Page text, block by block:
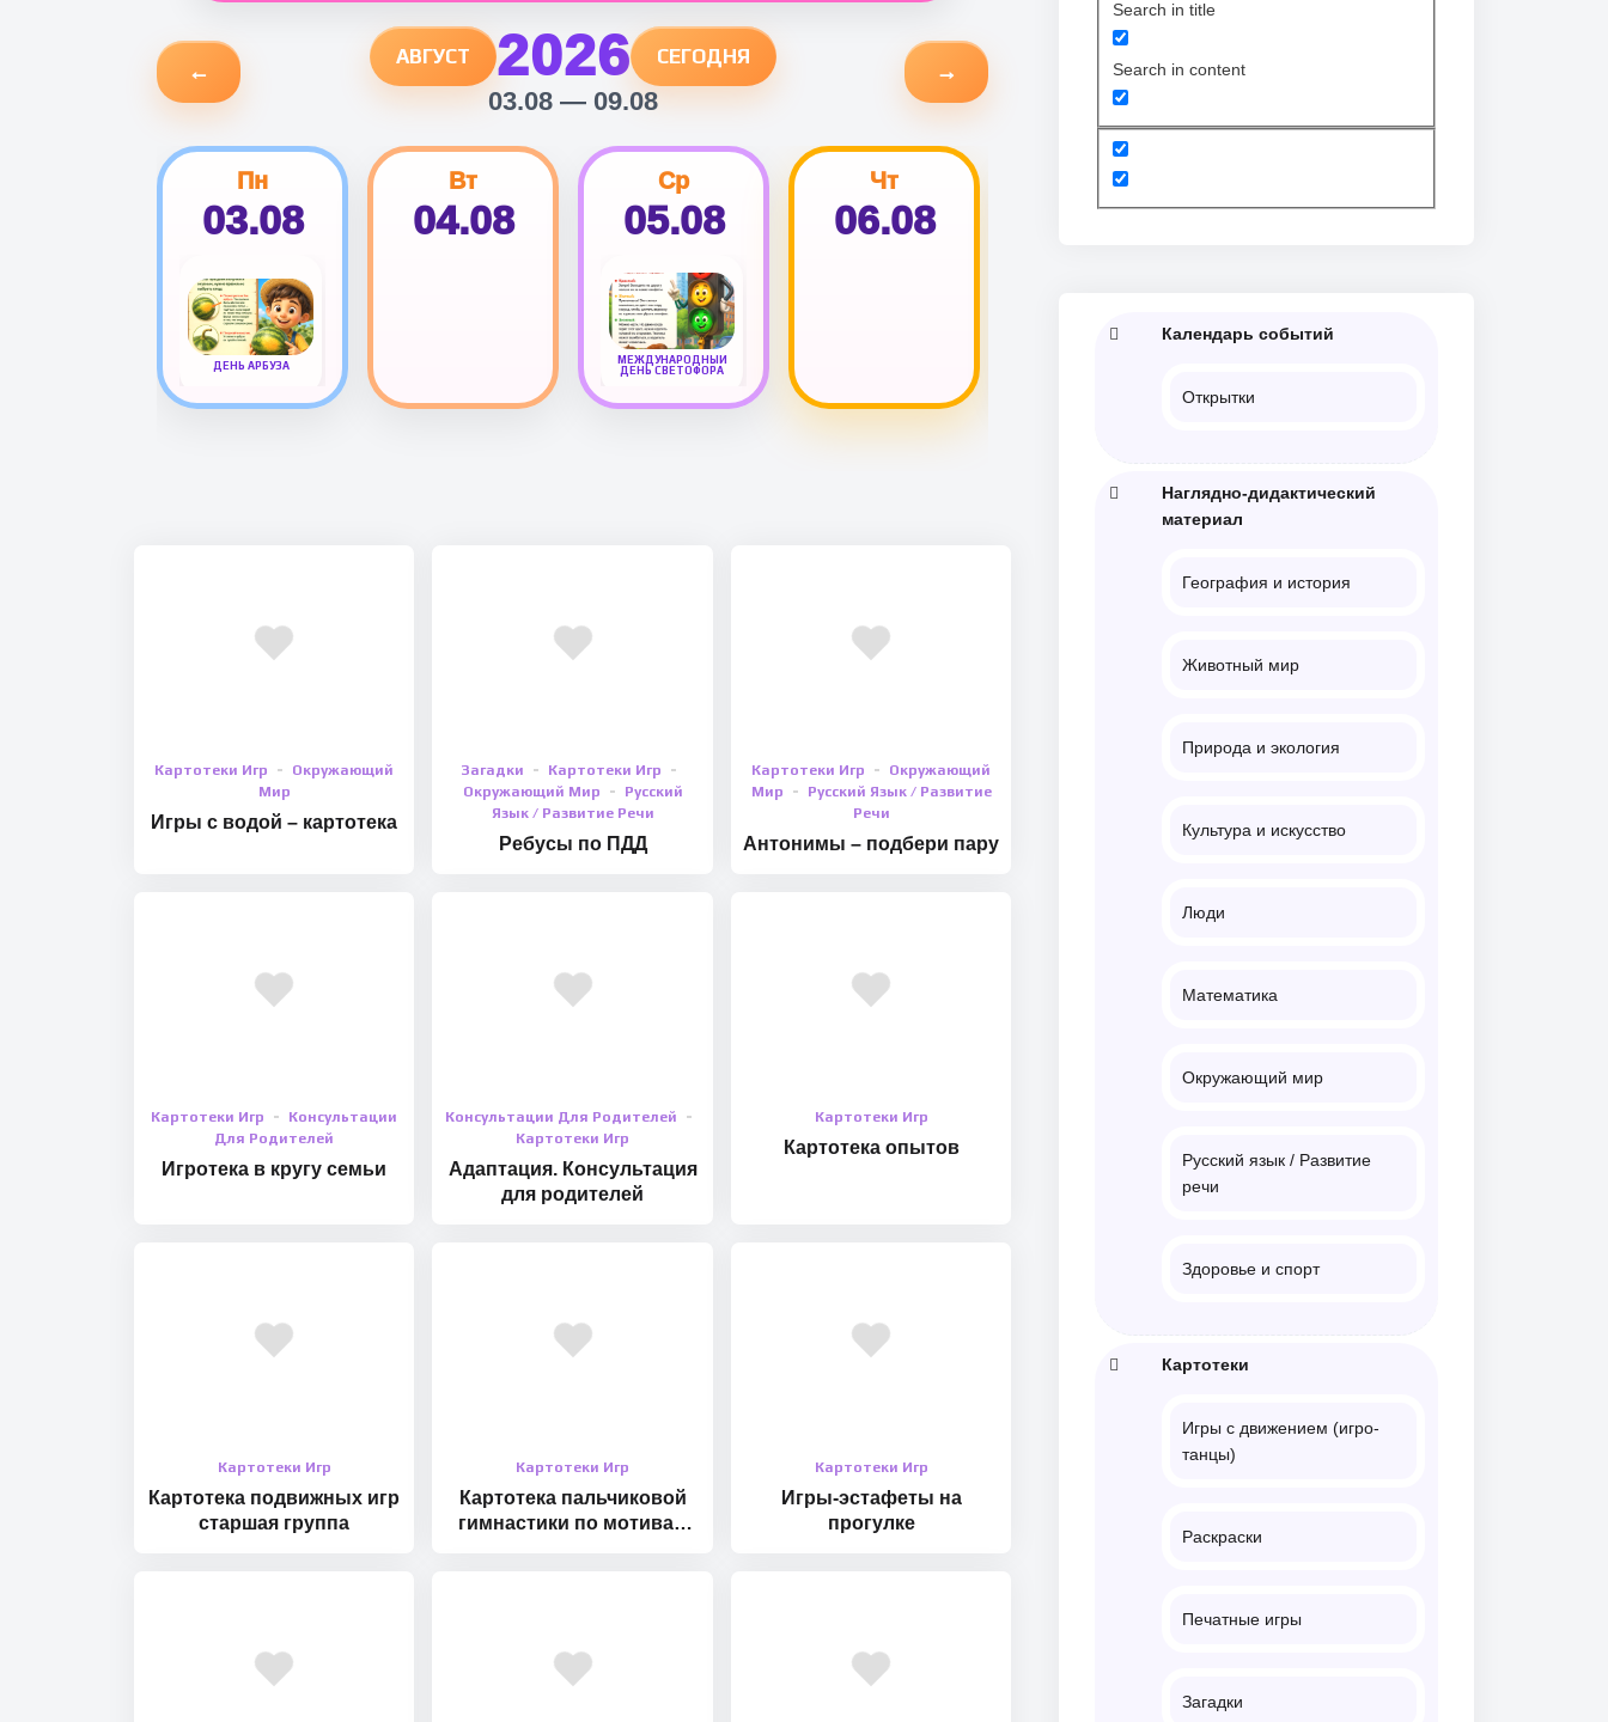
←
АВГУСТ 2026 СЕГОДНЯ
03.08 — 09.08
→
Пн
03.08
ДЕНЬ АРБУЗА
Вт
04.08
Ср
05.08
МЕЖДУНАРОДНЫЙ
ДЕНЬ СВЕТОФОРА
Чт
06.08 07.08 08.08
Картотеки Игр
Окружающий
Мир
Игры с водой – картотека
Загадки
Картотеки Игр
Окружающий Мир
Русский
Язык / Развитие Речи
Ребусы по ПДД
Картотеки Игр
Окружающий
Мир
Русский Язык / Развитие
Речи
Антонимы – подбери пару
Картотеки Игр
Консультации
Для Родителей
Игротека в кругу семьи
Консультации Для Родителей
Картотеки Игр
Адаптация. Консультация
для родителей
Картотеки Игр
Картотека опытов
Картотеки Игр
Картотека подвижных игр
старшая группа
Картотеки Игр
Картотека пальчиковой
гимнастики по мотивам
Картотеки Игр
Игры-эстафеты на
прогулке
Search in title
Search in content
Календарь событий
Открытки
Наглядно-дидактический
материал
География и история
Животный мир
Природа и экология
Культура и искусство
Люди
Математика
Окружающий мир
Русский язык / Развитие
речи
Здоровье и спорт
Картотеки
Игры с движением (игро-
танцы)
Раскраски
Печатные игры
Загадки